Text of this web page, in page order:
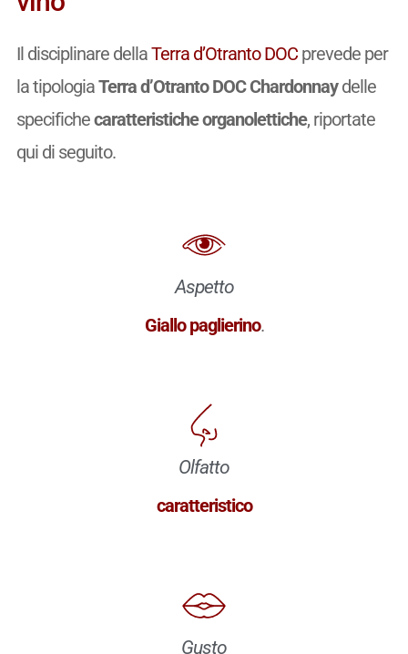
Il disciplinare dellaTerra d’Otranto DOCprevede per
la tipologiaTerra d’Otranto DOC Chardonnaydelle
specifichecaratteristiche organolettiche, riportate
qui di seguito.
Aspetto
Giallo paglierino.
Olfatto
caratteristico
Gusto